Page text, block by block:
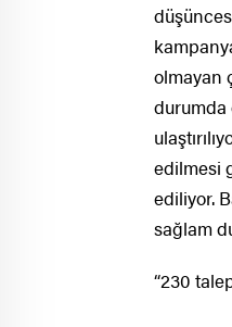
olmayan
durumda
edilmesi
ediliyor.
sağlam
“230